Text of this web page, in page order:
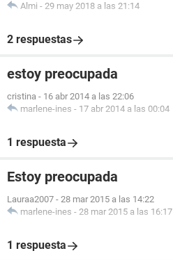
Almi - 29 may 2018 a las 21:14
2 respuestas
estoy preocupada
cristina - 16 abr 2014 a las 22:06
marlene-ines - 17 abr 2014 a las 00:04
1 respuesta
Estoy preocupada
Lauraa2007 - 28 mar 2015 a las 14:22
marlene-ines - 28 mar 2015 a las 16:17
1 respuesta